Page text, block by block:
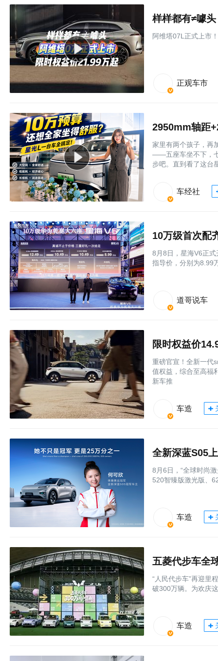
样样都有≠噱
阿维塔07L正式上市
正观车市
家里有两个孩子，再
——五座车坐不下，
步吧。直到看了这台
车经社
8月8日，星海V6正
指导价，分别为8.99
道哥说车
限时权益价
重磅官宣！全新一代
值权益，综合至高福
新车推
车造
全新深蓝S05
8月6日，“全球时尚
520智臻版激光版、
车造
五菱代步车全
“人民代步车”再迎里
破300万辆。为欢庆
车造